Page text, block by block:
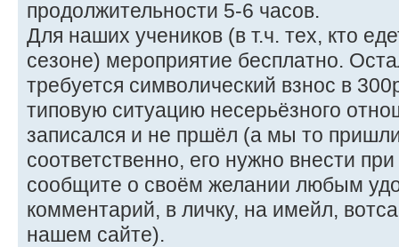
продолжительности 5-6 часов.
Для наших учеников (в т.ч. тех, кто
сезоне) мероприятие бесплатно.
требуется символический взнос в
типовую ситуацию несерьёзного
записался и не пршёл (а мы то
соответственно, его нужно внести
сообщите о своём желании любым
комментарий, в личку, на имейл,
нашем сайте).